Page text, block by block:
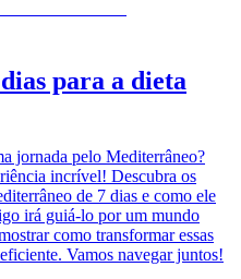
para a dieta
jornada pelo Mediterrâneo?
incrível! Descubra os
de 7 dias e como ele
irá guiá-lo por um mundo
como transformar essas
Vamos navegar juntos!